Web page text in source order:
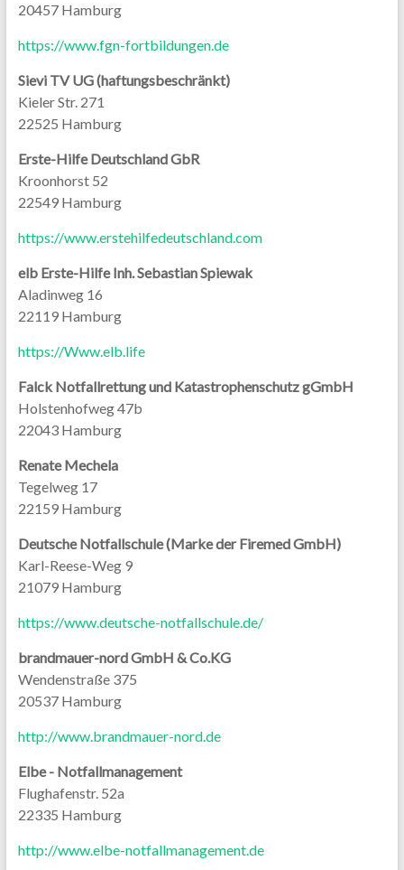
20457 Hamburg
https://www.fgn-fortbildungen.de
Sievi TV UG (haftungsbeschränkt)
Kieler Str. 271
22525 Hamburg
Erste-Hilfe Deutschland GbR
Kroonhorst 52
22549 Hamburg
https://www.erstehilfedeutschland.com
elb Erste-Hilfe Inh. Sebastian Spiewak
Aladinweg 16
22119 Hamburg
https://Www.elb.life
Falck Notfallrettung und Katastrophenschutz gGmbH
Holstenhofweg 47b
22043 Hamburg
Renate Mechela
Tegelweg 17
22159 Hamburg
Deutsche Notfallschule (Marke der Firemed GmbH)
Karl-Reese-Weg 9
21079 Hamburg
https://www.deutsche-notfallschule.de/
brandmauer-nord GmbH & Co.KG
Wendenstraße 375
20537 Hamburg
http://www.brandmauer-nord.de
Elbe - Notfallmanagement
Flughafenstr. 52a
22335 Hamburg
http://www.elbe-notfallmanagement.de